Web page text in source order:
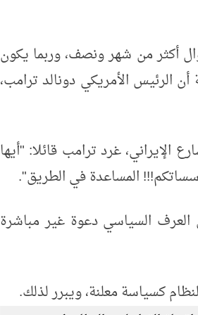
أكثر من شهر ونصف، وربما يكون
الرئيس الأمريكي دونالد ترامب،
الإيراني، غرد ترامب قائلا: "أيها
المساعدة في الطريق".
السياسي دعوة غير مباشرة
كسياسة معلنة، ويبرر لذلك.